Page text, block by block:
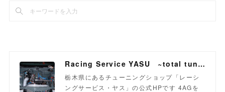
Racing Service YASU ~total tuning proshop~
栃木県にあるチューニングショップ「レーシ
ングサービス・ヤス」の公式HPです 4AGを